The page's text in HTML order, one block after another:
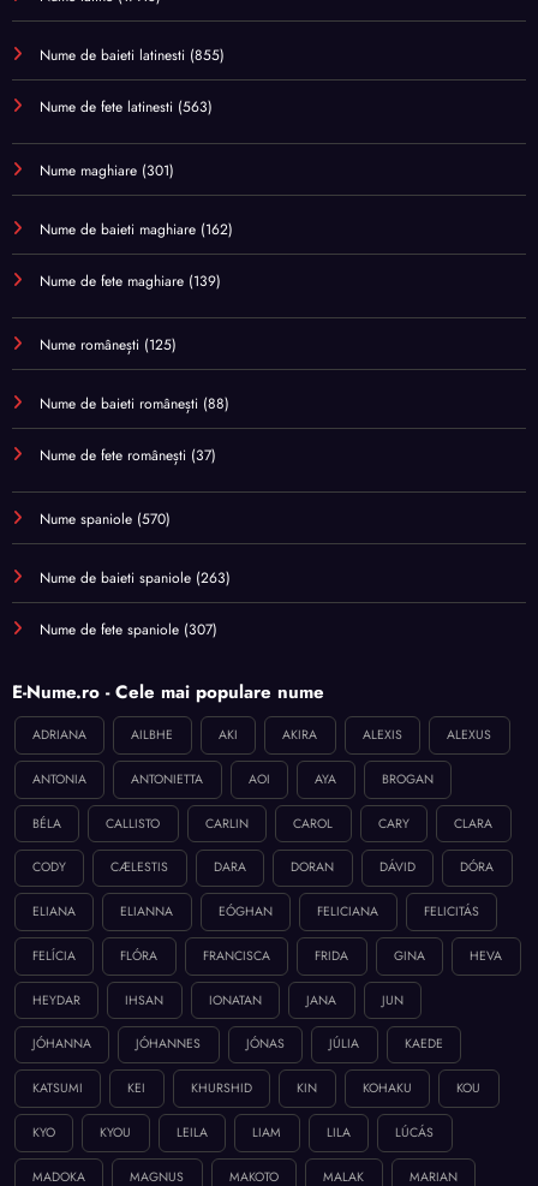
Nume de baieti latinesti (855)
Nume de fete latinesti (563)
Nume maghiare (301)
Nume de baieti maghiare (162)
Nume de fete maghiare (139)
Nume românești (125)
Nume de baieti românești (88)
Nume de fete românești (37)
Nume spaniole (570)
Nume de baieti spaniole (263)
Nume de fete spaniole (307)
E-Nume.ro - Cele mai populare nume
ADRIANA AILBHE AKI AKIRA ALEXIS ALEXUS
ANTONIA ANTONIETTA AOI AYA BROGAN
BÉLA CALLISTO CARLIN CAROL CARY CLARA
CODY CÆLESTIS DARA DORAN DÁVID DÓRA
ELIANA ELIANNA EÓGHAN FELICIANA FELICITÁS
FELÍCIA FLÓRA FRANCISCA FRIDA GINA HEVA
HEYDAR IHSAN IONATAN JANA JUN
JÓHANNA JÓHANNES JÓNAS JÚLIA KAEDE
KATSUMI KEI KHURSHID KIN KOHAKU KOU
KYO KYOU LEILA LIAM LILA LÚCÁS
MADOKA MAGNUS MAKOTO MALAK MARIAN